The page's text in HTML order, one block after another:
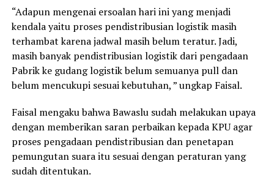
“Adapun mengenai ersoalan hari ini yang menjadi
kendala yaitu proses pendistribusian logistik masih
terhambat karena jadwal masih belum teratur. Jadi,
masih banyak pendistribusian logistik dari pengadaan
Pabrik ke gudang logistik belum semuanya pull dan
belum mencukupi sesuai kebutuhan, ” ungkap Faisal.
Faisal mengaku bahwa Bawaslu sudah melakukan upaya
dengan memberikan saran perbaikan kepada KPU agar
proses pengadaan pendistribusian dan penetapan
pemungutan suara itu sesuai dengan peraturan yang
sudah ditentukan.